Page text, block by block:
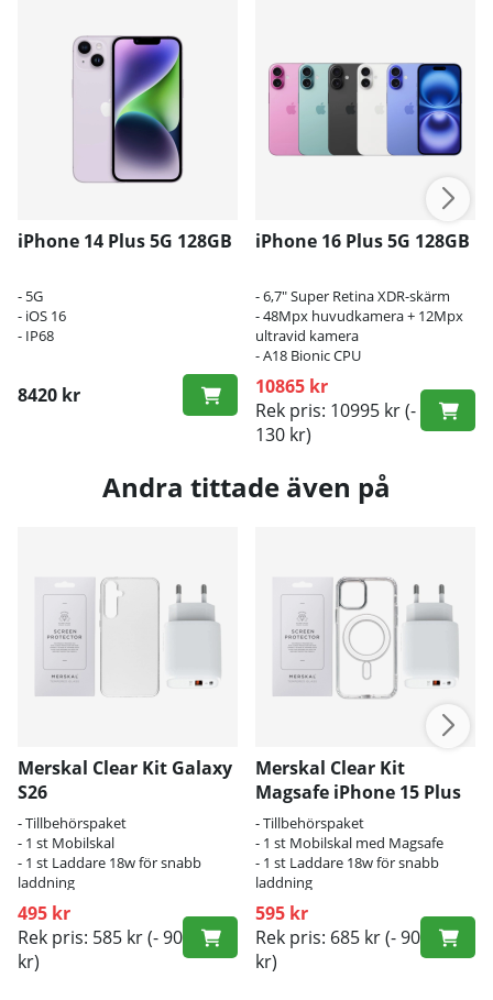
iPhone 14 Plus 5G 128GB
- 5G
- iOS 16
- IP68
8420 kr
iPhone 16 Plus 5G 128GB
- 6,7" Super Retina XDR-skärm
- 48Mpx huvudkamera + 12Mpx
ultravid kamera
- A18 Bionic CPU
10865 kr
Rek pris: 10995 kr(-
130 kr)
Andra tittade även på
Merskal Clear Kit Galaxy
S26
- Tillbehörspaket
- 1 st Mobilskal
- 1 st Laddare 18w för snabb
laddning
495 kr
Rek pris: 585 kr(- 90
kr)
Merskal Clear Kit
Magsafe iPhone 15 Plus
- Tillbehörspaket
- 1 st Mobilskal med Magsafe
- 1 st Laddare 18w för snabb
laddning
595 kr
Rek pris: 685 kr(- 90
kr)